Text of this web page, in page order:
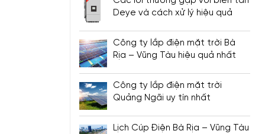
Deye và cách xử lý hiệu quả
Công ty lắp điện mặt trời Bà
Rịa – Vũng Tàu hiệu quả nhất
Công ty lắp điện mặt trời
Quảng Ngãi uy tín nhất
Lịch Cúp Điện Bà Rịa – Vũng Tàu